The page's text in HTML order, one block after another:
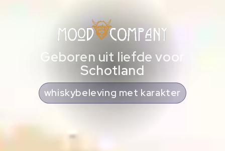
Geboren uit liefde voor
Schotland
cadeaus met Schotse ziel